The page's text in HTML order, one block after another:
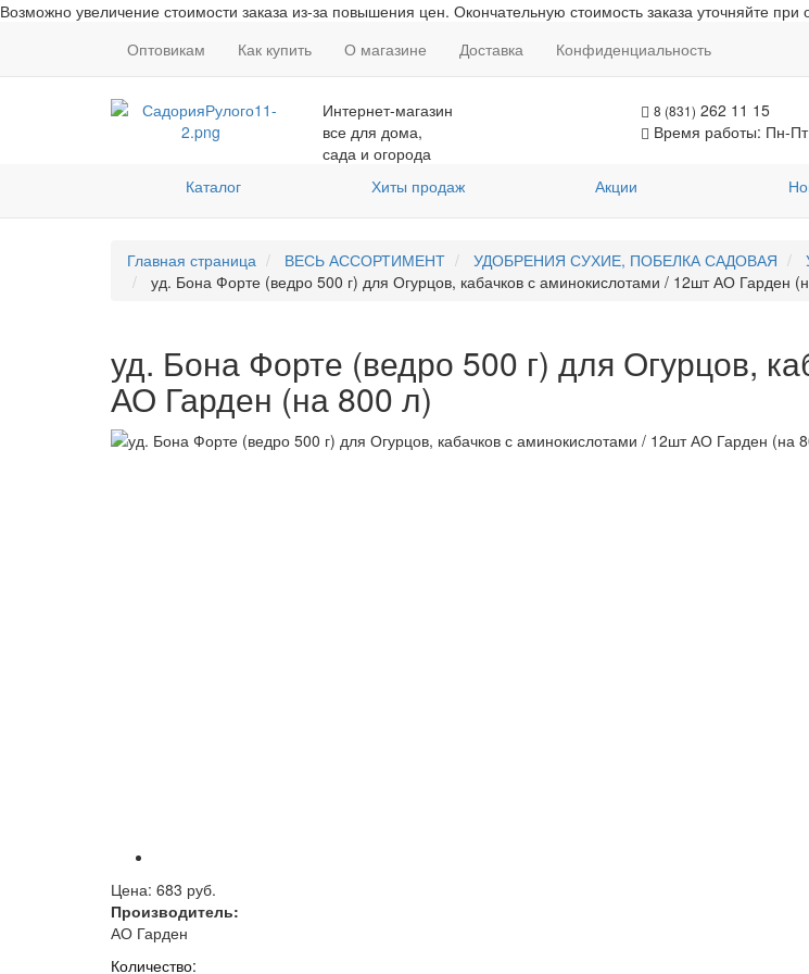
Возможно увеличение стоимости заказа из-за повышения цен. Окончательную стоимость заказа уточняйте при
Оптовикам
Как купить О магазине Доставка Конфиденциальность
Интернет-магазин
все для дома,
сада и огорода
8 (831) 262 11 15
Время работы: Пн-
Каталог Хиты продаж Акции
Главная страница ВЕСЬ АССОРТИМЕНТ УДОБРЕНИЯ СУХИЕ, ПОБЕЛКА САДОВАЯ
уд. Бона Форте (ведро 500 г) для Огурцов, кабачков с аминокислотами / 12шт АО Гарден
уд. Бона Форте (ведро 500 г) для Огурцов,
АО Гарден (на 800 л)
Цена: 683 руб.
Производитель:
АО Гарден
Количество: